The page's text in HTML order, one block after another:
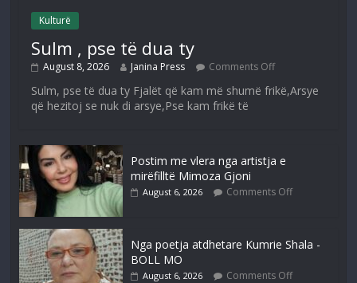
Kulturë
Sulm , pse të dua ty
August 8, 2026 Janina Press Comments Off
Sulm, pse të dua ty Fjalët që kam më shumë frikë,Arsye
që hezitoj se nuk di arsye,Pse kam frikë të
Postim me vlera nga artistja e
mirëfilltë Mimoza Gjoni
August 6, 2026 Comments Off
Nga poetja atdhetare Kumrie Shala -
BOLL MO
August 6, 2026 Comments Off